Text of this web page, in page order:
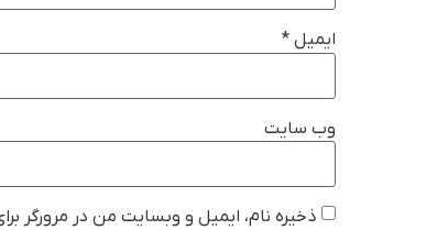
ایمیل *
وب‌ سایت
ذخیره نام، ایمیل و وبسایت من در مرورگر